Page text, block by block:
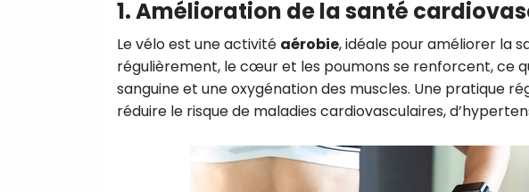
1. Amélioration de la santé
Le vélo est une activité aérobie, idéale pour améliorer la
régulièrement, le cœur et les poumons se renforcent, ce
sanguine et une oxygénation des muscles. Une pratique
réduire le risque de maladies cardiovasculaires,